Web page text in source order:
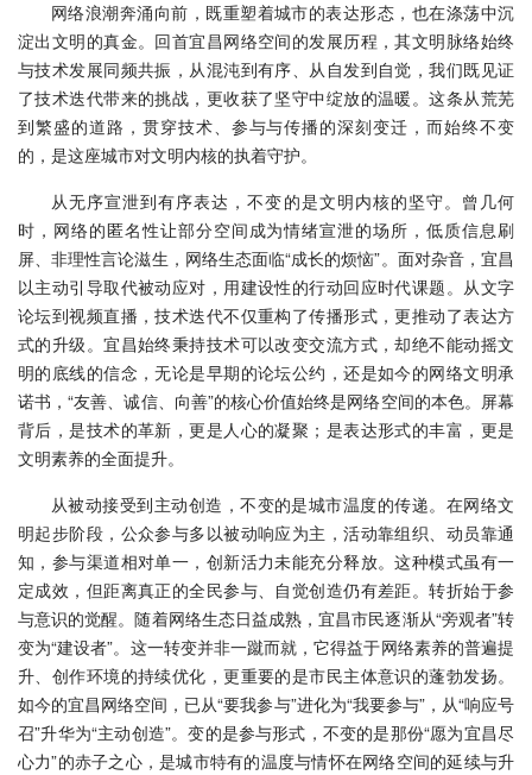
网络浪潮奔涌向前，既重塑着城市的表达形态，也在涤荡中沉
淀出文明的真金。回首宜昌网络空间的发展历程，其文明脉络始终
与技术发展同频共振，从混沌到有序、从自发到自觉，我们既见证
了技术迭代带来的挑战，更收获了坚守中绽放的温暖。这条从荒芜
到繁盛的道路，贯穿技术、参与与传播的深刻变迁，而始终不变
的，是这座城市对文明内核的执着守护。
从无序宣泄到有序表达，不变的是文明内核的坚守。曾几何
时，网络的匿名性让部分空间成为情绪宣泄的场所，低质信息刷
屏、非理性言论滋生，网络生态面临“成长的烦恼”。面对杂音，宜昌
以主动引导取代被动应对，用建设性的行动回应时代课题。从文字
论坛到视频直播，技术迭代不仅重构了传播形式，更推动了表达方
式的升级。宜昌始终秉持技术可以改变交流方式，却绝不能动摇文
明的底线的信念，无论是早期的论坛公约，还是如今的网络文明承
诺书，“友善、诚信、向善”的核心价值始终是网络空间的本色。屏幕
背后，是技术的革新，更是人心的凝聚；是表达形式的丰富，更是
文明素养的全面提升。
从被动接受到主动创造，不变的是城市温度的传递。在网络文
明起步阶段，公众参与多以被动响应为主，活动靠组织、动员靠通
知，参与渠道相对单一，创新活力未能充分释放。这种模式虽有一
定成效，但距离真正的全民参与、自觉创造仍有差距。转折始于参
与意识的觉醒。随着网络生态日益成熟，宜昌市民逐渐从“旁观者”转
变为“建设者”。这一转变并非一蹴而就，它得益于网络素养的普遍提
升、创作环境的持续优化，更重要的是市民主体意识的蓬勃发扬。
如今的宜昌网络空间，已从“要我参与”进化为“我要参与”，从“响应号
召”升华为“主动创造”。变的是参与形式，不变的是那份“愿为宜昌尽
心力”的赤子之心，是城市特有的温度与情怀在网络空间的延续与升